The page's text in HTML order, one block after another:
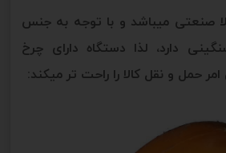
صنعتی میباشد و با توجه به جنس
دارد، لذا دستگاه دارای چرخ
حمل و نقل کالا را راحت تر میکند: